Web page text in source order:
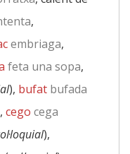
,
embriaga,
feta una sopa,
), bufat bufada
cego cega
),